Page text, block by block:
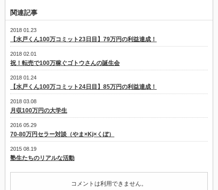
ッ
日
目】
万
円
益
関連記事
2018 01.23
【水戸くん100万コミット23日目】79万円の利益達成！
2018 02.01
祝！転売で100万稼ぐゴトウさんの誕生会
2018 01.24
【水戸くん100万コミット24日目】85万円の利益達成！
2018 03.08
月収100万円の大学生
2016 05.29
70-80万円セラー対談（やま×Kj×くぼ）
2015 08.19
塾生たちのリアルな活動
コメントは利用できません。